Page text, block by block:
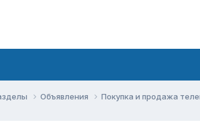
Объявления Покупка и продажа